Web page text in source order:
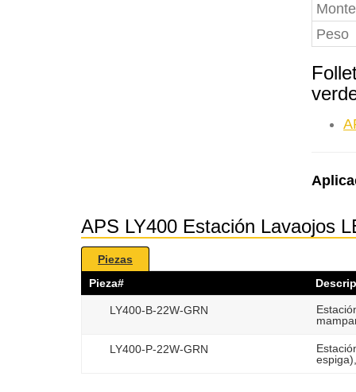
Monte
Peso
APS LY400 Estación Lavaojos
Piezas
Pieza#
LY400-B-22W-GRN
LY400-P-22W-GRN